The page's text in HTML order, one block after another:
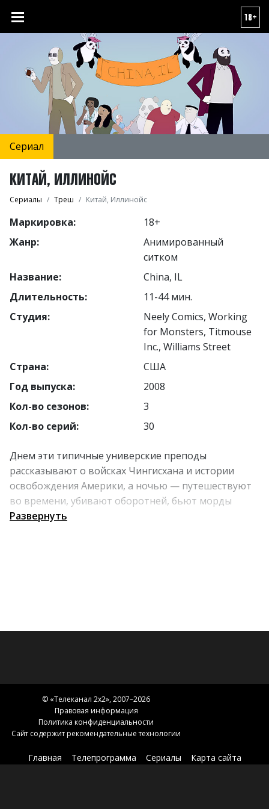
18+
Сериал
КИТАЙ, ИЛЛИНОЙС
Сериалы Треш Китай, Иллинойс
Маркировка:
18+
Жанр:
Анимированный
ситком
Название:
China, IL
Длительность:
11-44 мин.
Студия:
Neely Comics, Working
for Monsters, Titmouse
Inc., Williams Street
Страна:
США
Год выпуска:
2008
Кол-во сезонов:
3
Кол-во серий:
30
Днем эти типичные универские преподы
рассказывают о войсках Чингисхана и истории
освобождения Америки, а ночью — путешествуют
во времени, убивают оборотней, бьют морды
бывшим президентам и творят дестрой. Острая
Развернуть
© «Телеканал 2x2», 2007–2026
Правовая информация
Политика конфиденциальности
Сайт содержит рекомендательные технологии
Главная Телепрограмма Сериалы
Карта сайта